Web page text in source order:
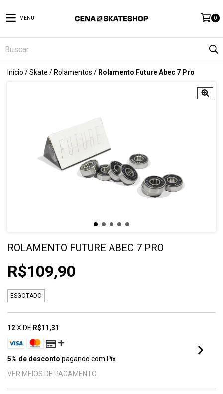
MENU 0
Início /Skate / Rolamentos / Rolamento Future Abec 7 Pro
ROLAMENTO FUTURE ABEC 7 PRO
R$109,90
ESGOTADO
12X DE R$11,31
5% de desconto pagando com Pix
VER MEIOS DE PAGAMENTO